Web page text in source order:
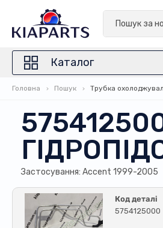
Каталог
Головна Пошук Трубка
Застосування: Accent 1999-2005
Код деталі
5754125000